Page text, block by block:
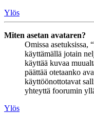
Ylös
Miten asetan avataren?
Omissa asetuksissa,
käyttämällä jotain
käyttää kuvaa
päättää otetaanko
käyttöönottotavat
yhteyttä foorumin
Ylös